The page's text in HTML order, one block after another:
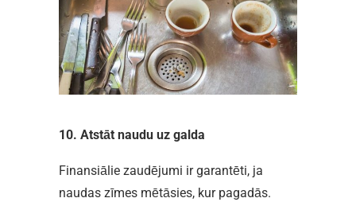
10. Atstāt naudu uz galda
Finansiālie zaudējumi ir garantēti, ja
naudas zīmes mētāsies, kur pagadās.